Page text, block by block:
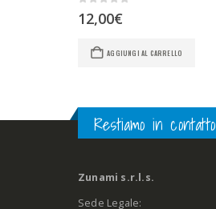
12,00€
AGGIUNGI AL CARRELLO
Restiamo in contatto
Zunami s.r.l.s.
Sede Legale: